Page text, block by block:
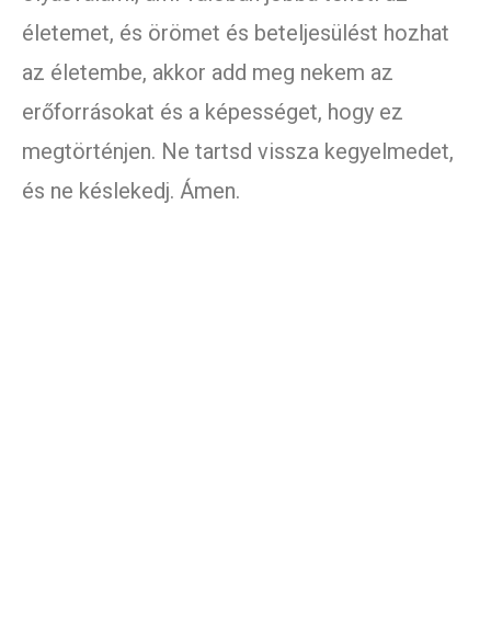
életemet, és örömet és beteljesülést hozhat
az életembe, akkor add meg nekem az
erőforrásokat és a képességet, hogy ez
megtörténjen. Ne tartsd vissza kegyelmedet,
és ne késlekedj. Ámen.